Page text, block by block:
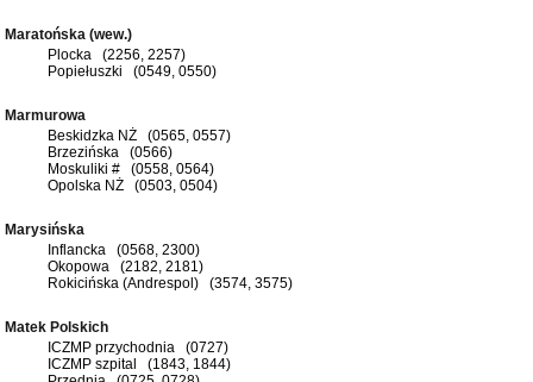
Maratońska (wew.)
Plocka (2256, 2257)
Popiełuszki (0549, 0550)
Marmurowa
Beskidzka NŻ (0565, 0557)
Brzezińska (0566)
Moskuliki # (0558, 0564)
Opolska NŻ (0503, 0504)
Marysińska
Inflancka (0568, 2300)
Okopowa (2182, 2181)
Rokicińska (Andrespol) (3574, 3575)
Matek Polskich
ICZMP przychodnia (0727)
ICZMP szpital (1843, 1844)